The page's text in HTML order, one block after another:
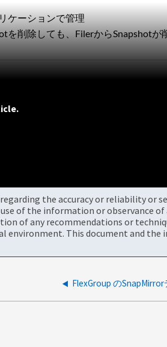
ケーションで管理
を削除しても、FilerからSnapshotが
the accuracy or reliability
of the information or observance
of any recommendations or
This document and